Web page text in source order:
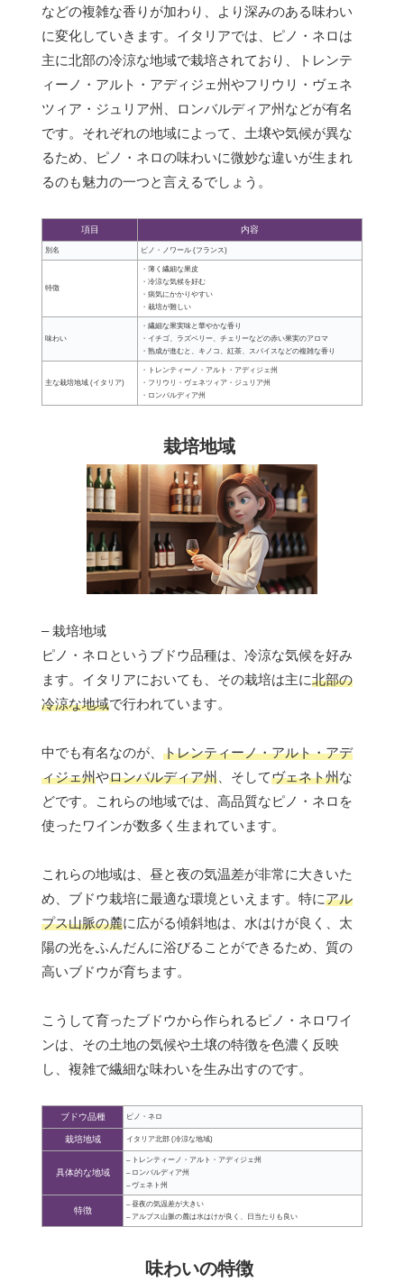
などの複雑な香りが加わり、より深みのある味わい
に変化していきます。イタリアでは、ピノ・ネロは
主に北部の冷涼な地域で栽培されており、トレンテ
ィーノ・アルト・アディジェ州やフリウリ・ヴェネ
ツィア・ジュリア州、ロンバルディア州などが有名
です。それぞれの地域によって、土壌や気候が異な
るため、ピノ・ネロの味わいに微妙な違いが生まれ
るのも魅力の一つと言えるでしょう。
項目 内容
別名 ピノ・ノワール (フランス)
特徴
・薄く繊細な果皮
・冷涼な気候を好む
・病気にかかりやすい
・栽培が難しい
味わい
・繊細な果実味と華やかな香り
・イチゴ、ラズベリー、チェリーなどの赤い果実のアロマ
・熟成が進むと、キノコ、紅茶、スパイスなどの複雑な香り
主な栽培地域 (イタリア)
・トレンティーノ・アルト・アディジェ州
・フリウリ・ヴェネツィア・ジュリア州
・ロンバルディア州
栽培地域
– 栽培地域
ピノ・ネロというブドウ品種は、冷涼な気候を好み
ます。イタリアにおいても、その栽培は主に北部の
冷涼な地域で行われています。
中でも有名なのが、 トレンティーノ・アルト・アデ
ィジェ州やロンバルディア州 、そしてヴェネト州な
どです。これらの地域では、高品質なピノ・ネロを
使ったワインが数多く生まれています。
これらの地域は、昼と夜の気温差が非常に大きいた
め、ブドウ栽培に最適な環境といえます。特にアル
プス山脈の麓に広がる傾斜地は、水はけが良く、太
陽の光をふんだんに浴びることができるため、質の
高いブドウが育ちます。
こうして育ったブドウから作られるピノ・ネロワイ
ンは、その土地の気候や土壌の特徴を色濃く反映
し、複雑で繊細な味わいを生み出すのです。
ブドウ品種 ピノ・ネロ
栽培地域 イタリア北部 (冷涼な地域)
具体的な地域
– トレンティーノ・アルト・アディジェ州
– ロンバルディア州
– ヴェネト州
特徴
– 昼夜の気温差が大きい
– アルプス山脈の麓は水はけが良く、日当たりも良い
味わいの特徴